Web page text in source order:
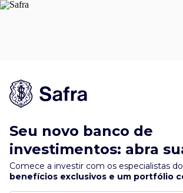
Seu novo banco de
investimentos: abra
Comece a investir com os especialistas
benefícios exclusivos e um portfólio